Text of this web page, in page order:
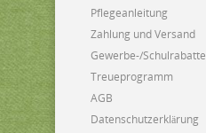
Pflegeanleitung
Zahlung und Versand
Gewerbe-/Schulrabatte
Treueprogramm
AGB
Datenschutzerklärung